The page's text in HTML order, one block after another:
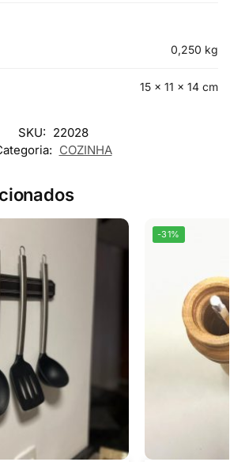
0,250 kg
15 × 11 × 14 cm
SKU: 22028
COZINHA
-31%